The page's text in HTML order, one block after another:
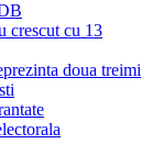
crescut cu 13
doua treimi